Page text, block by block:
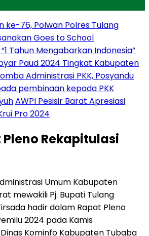
ke-76, Polwan Polres Tulang
Goes to School
Tahun Mengabarkan Indonesia”
Paud 2024 Tingkat Kabupaten
Administrasi PKK, Posyandu
pembinaan kepada PKK
AWPI Pesisir Barat Apresiasi
Pro 2024
Pleno Rekapitulasi